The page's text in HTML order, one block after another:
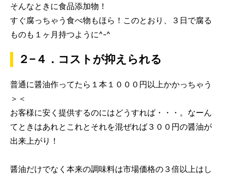
そんなときに食品添加物！
すぐ腐っちゃう食べ物もほら！このとおり、３日で腐る
ものも１ヶ月持つように^-^
２−４．コストが抑えられる
普通に醤油作ってたら１本１０００円以上かかっちゃう
＞＜
お客様に安く提供するのにはどうすれば・・・。なーん
てときはあれとこれとそれを混ぜれば３００円の醤油が
出来上がり！
醤油だけでなく本来の調味料は市場価格の３倍以上はし